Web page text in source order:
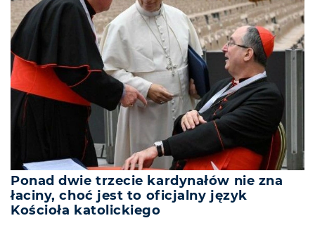
Ponad dwie trzecie kardynałów nie zna
łaciny, choć jest to oficjalny język
Kościoła katolickiego